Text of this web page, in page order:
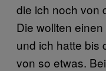
die ich noch von
Die wollten
und ich hatte bis
von so etwas.